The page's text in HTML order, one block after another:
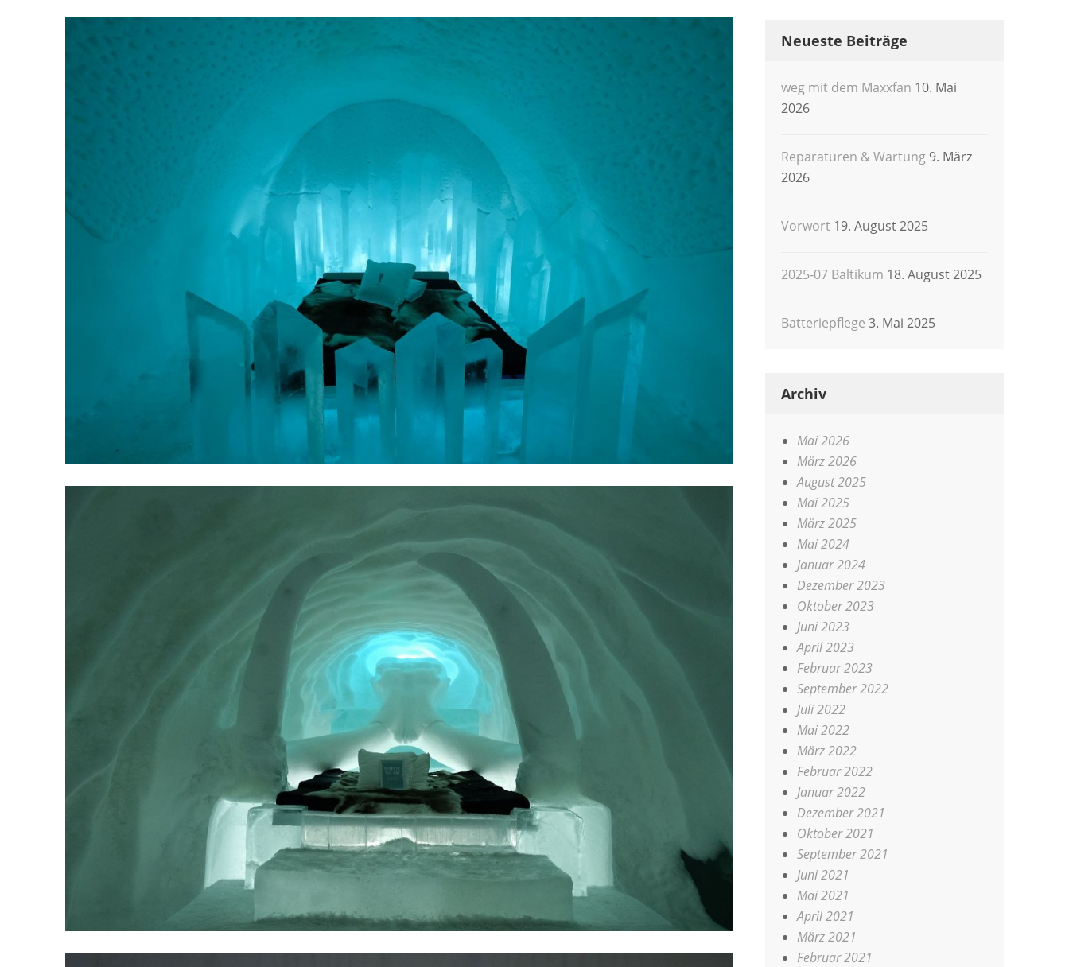
Neueste Beiträge
weg mit dem Maxxfan 10. Mai
2026
Reparaturen & Wartung 9. März
2026
Vorwort 19. August 2025
2025-07 Baltikum 18. August 2025
Batteriepflege 3. Mai 2025
Archiv
Mai 2026
März 2026
August 2025
Mai 2025
März 2025
Mai 2024
Januar 2024
Dezember 2023
Oktober 2023
Juni 2023
April 2023
Februar 2023
September 2022
Juli 2022
Mai 2022
März 2022
Februar 2022
Januar 2022
Dezember 2021
Oktober 2021
September 2021
Juni 2021
Mai 2021
April 2021
März 2021
Februar 2021